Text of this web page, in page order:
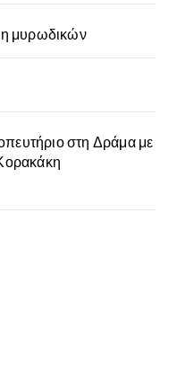
μυρωδικών
στη Δράμα με